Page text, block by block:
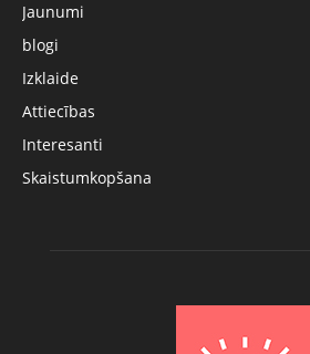
Jaunumi
blogi
Izklaide
Attiecības
Interesanti
Skaistumkopšana